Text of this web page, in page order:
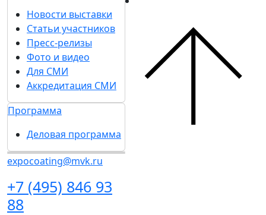
Новости выставки
Статьи участников
Пресс-релизы
Фото и видео
Для СМИ
Аккредитация СМИ
Программа
Деловая программа
expocoating@mvk.ru
+7 (495) 846 93
88